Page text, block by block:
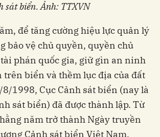
sát biển. Ảnh: TTXVN
để tăng cường hiệu lực quản lý
bảo vệ chủ quyền, quyền chủ
phán quốc gia, giữ gìn an ninh
trên biển và thềm lục địa của đất
1998, Cục Cảnh sát biển (nay là
sát biển) đã được thành lập. Từ
năm trở thành Ngày truyền
Cảnh sát biển Việt Nam.